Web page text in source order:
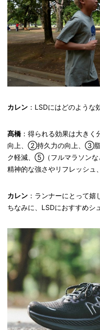
カレン ：LSDにはどのような
髙橋 ：得られる効果は大き
向上、②持久力の向上、③
ク軽減、⑤（フルマラソンな
精神的な強さやリフレッシ
カレン ：ランナーにとって
ちなみに、LSDにおすすめシ